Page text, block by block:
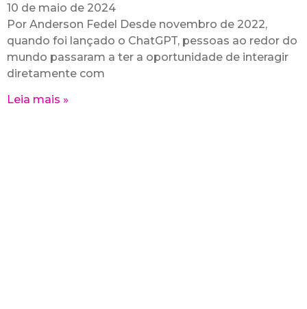
10 de maio de 2024
Por Anderson Fedel Desde novembro de 2022,
quando foi lançado o ChatGPT, pessoas ao redor do
mundo passaram a ter a oportunidade de interagir
diretamente com
Leia mais »